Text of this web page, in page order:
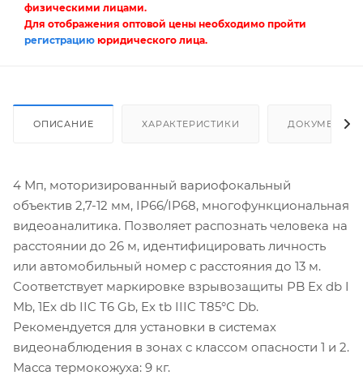
физическими лицами.
Для отображения оптовой цены необходимо пройти
регистрацию юридического лица.
ОПИСАНИЕ ХАРАКТЕРИСТИКИ ДОКУМЕНТЫ
4 Мп, моторизированный вариофокальный
объектив 2,7-12 мм, IP66/IP68, многофункциональная
видеоаналитика. Позволяет распознать человека на
расстоянии до 26 м, идентифицировать личность
или автомобильный номер с расстояния до 13 м.
Соответствует маркировке взрывозащиты PB Ex db I
Mb, 1Ex db IIC T6 Gb, Ex tb IIIC T85°С Db.
Рекомендуется для установки в системах
видеонаблюдения в зонах с классом опасности 1 и 2.
Масса термокожуха: 9 кг.